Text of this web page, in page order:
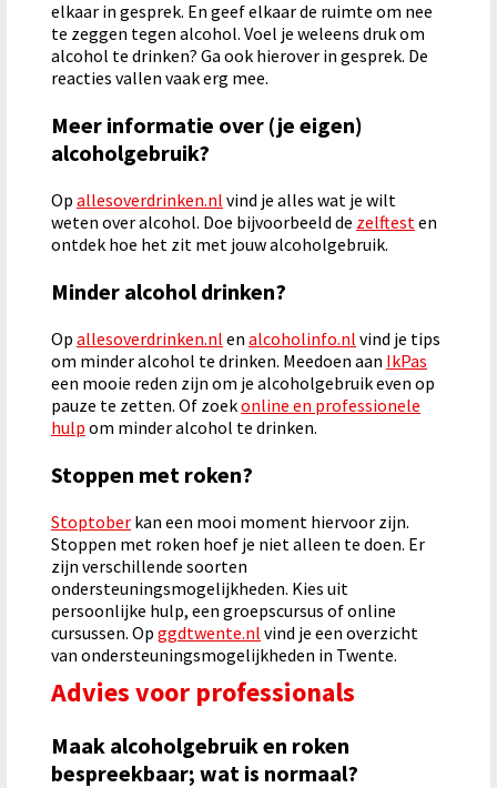
elkaar in gesprek. En geef elkaar de ruimte om nee
te zeggen tegen alcohol. Voel je weleens druk om
alcohol te drinken? Ga ook hierover in gesprek. De
reacties vallen vaak erg mee.
Meer informatie over (je eigen)
alcoholgebruik?
Op allesoverdrinken.nl vind je alles wat je wilt
weten over alcohol. Doe bijvoorbeeld de zelftesten
ontdek hoe het zit met jouw alcoholgebruik.
Minder alcohol drinken?
Op allesoverdrinken.nl en alcoholinfo.nl vind je tips
om minder alcohol te drinken. Meedoen aan IkPas
een mooie reden zijn om je alcoholgebruik even op
pauze te zetten. Of zoekonline en professionele
hulp om minder alcohol te drinken.
Stoppen met roken?
Stoptober kan een mooi moment hiervoor zijn.
Stoppen met roken hoef je niet alleen te doen. Er
zijn verschillende soorten
ondersteuningsmogelijkheden. Kies uit
persoonlijke hulp, een groepscursus of online
cursussen. Op ggdtwente.nl vind je een overzicht
van ondersteuningsmogelijkheden in Twente.
Advies voor professionals
Maak alcoholgebruik en roken
bespreekbaar; wat is normaal?